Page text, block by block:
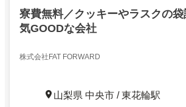
寮費無料／クッキーやラスクの
気GOODな会社
株式会社FAT FORWARD
山梨県 中央市 / 東花輪駅